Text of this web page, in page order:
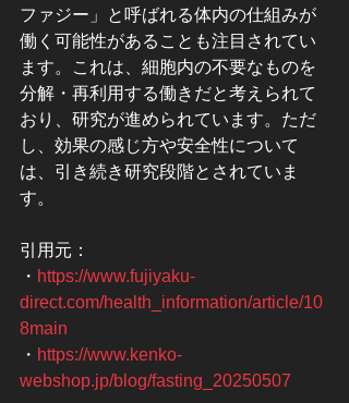
ファジー」と呼ばれる体内の仕組みが
働く可能性があることも注目されてい
ます。これは、細胞内の不要なものを
分解・再利用する働きだと考えられて
おり、研究が進められています。ただ
し、効果の感じ方や安全性について
は、引き続き研究段階とされていま
す。
引用元：
・ https://www.fujiyaku-
direct.com/health_information/article/10
8main
・ https://www.kenko-
webshop.jp/blog/fasting_20250507